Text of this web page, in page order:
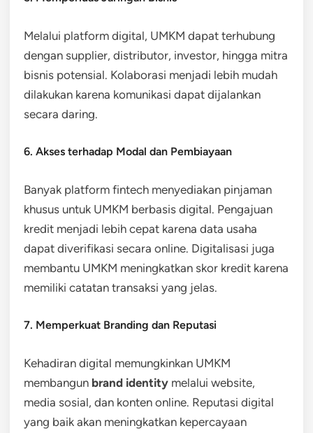
Melalui platform digital, UMKM dapat terhubung
dengan supplier, distributor, investor, hingga mitra
bisnis potensial. Kolaborasi menjadi lebih mudah
dilakukan karena komunikasi dapat dijalankan
secara daring.
6. Akses terhadap Modal dan Pembiayaan
Banyak platform fintech menyediakan pinjaman
khusus untuk UMKM berbasis digital. Pengajuan
kredit menjadi lebih cepat karena data usaha
dapat diverifikasi secara online. Digitalisasi juga
membantu UMKM meningkatkan skor kredit karena
memiliki catatan transaksi yang jelas.
7. Memperkuat Branding dan Reputasi
Kehadiran digital memungkinkan UMKM
membangun brand identity melalui website,
media sosial, dan konten online. Reputasi digital
yang baik akan meningkatkan kepercayaan